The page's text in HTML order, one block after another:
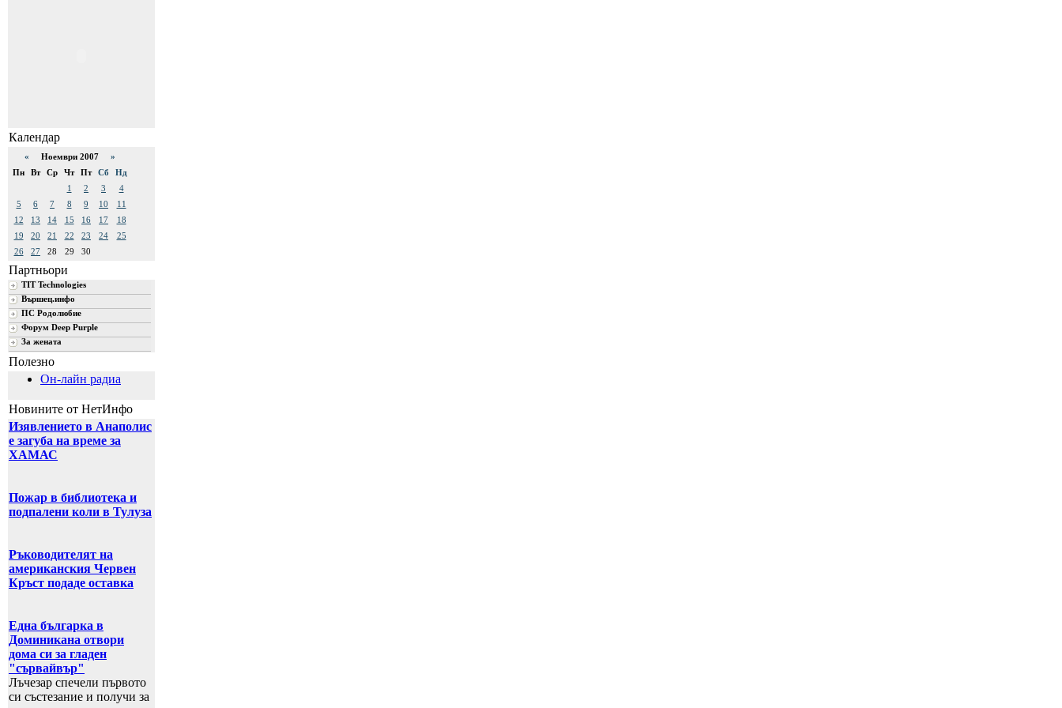
Календар
« Ноември 2007 »
Пн
Вт Ср Чт Пт Сб
Нд
1
2 3
4
5
6 7 8 9 10
11
12
13 14 15 16 17
18
19
20 21 22 23 24
25
26
27 28 29 30
Партньори
TIT Technologies
Вършец.инфо
ПС Родолюбие
Форум Deep Purple
За жената
Полезно
Он-лайн радиа
Новините от НетИнфо
Изявлението в Анаполис
е загуба на време за
ХАМАС
Пожар в библиотека и
подпалени коли в Тулуза
Ръководителят на
американския Червен
Кръст подаде оставка
Една българка в
Доминикана отвори
дома си за гладен
"сървайвър"
Лъчезар спечели първото
си състезание и получи за